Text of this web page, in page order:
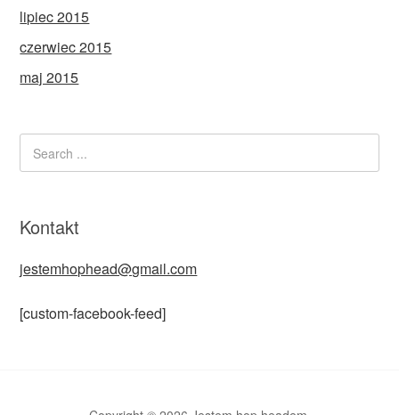
lipiec 2015
czerwiec 2015
maj 2015
Kontakt
jestemhophead@gmail.com
[custom-facebook-feed]